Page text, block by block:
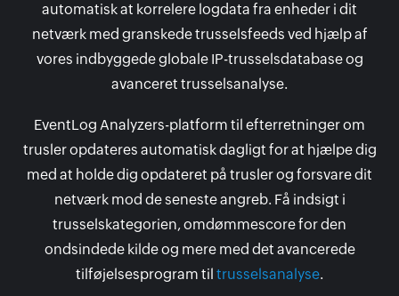
automatisk at korrelere logdata fra enheder i dit
netværk med granskede trusselsfeeds ved hjælp af
vores indbyggede globale IP-trusselsdatabase og
avanceret trusselsanalyse.
EventLog Analyzers-platform til efterretninger om
trusler opdateres automatisk dagligt for at hjælpe dig
med at holde dig opdateret på trusler og forsvare dit
netværk mod de seneste angreb. Få indsigt i
trusselskategorien, omdømmescore for den
ondsindede kilde og mere med det avancerede
tilføjelsesprogram til trusselsanalyse.